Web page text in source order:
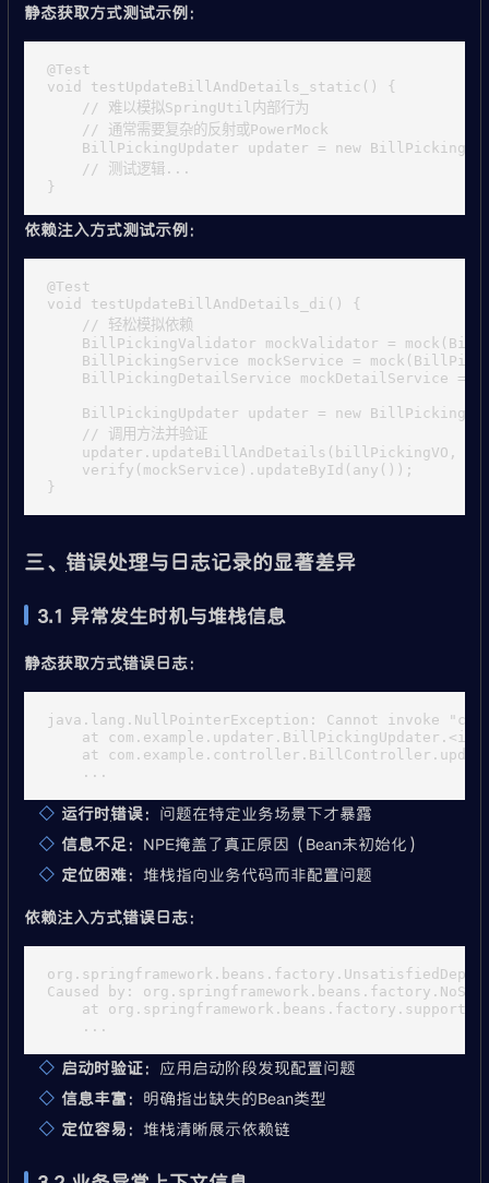
静态获取方式测试示例：
@Test
void testUpdateBillAndDetails_static() {
    // 难以模拟SpringUtil内部行为
    // 通常需要复杂的反射或PowerMock
BillPickingUpdater updater = new
    // 测试逻辑...
依赖注入方式测试示例：
@Test
void testUpdateBillAndDetails_di() {
    // 轻松模拟依赖
BillPickingValidator mockValidator =
BillPickingService mockService =
BillPickingDetailService mockDetailService =
BillPickingUpdater updater = new
    // 调用方法并验证
updater.updateBillAndDetails(billPickingVO,
    verify(mockService).updateById(any());
三、错误处理与日志记录的显著差异
3.1 异常发生时机与堆栈信息
静态获取方式错误日志：
java.lang.NullPointerException: Cannot invoke
at
at
运行时错误：问题在特定业务场景下才暴露
信息不足 ：NPE掩盖了真正原因（Bean未初始化）
定位困难：堆栈指向业务代码而非配置问题
依赖注入方式错误日志：
Caused by:
at
启动时验证：应用启动阶段发现配置问题
信息丰富：明确指出缺失的Bean类型
定位容易 ：堆栈清晰展示依赖链